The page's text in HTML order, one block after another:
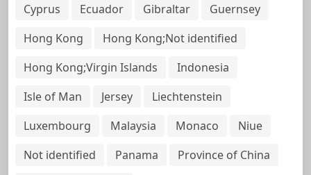
Cyprus
Ecuador Gibraltar
Guernsey
Hong Kong
Hong Kong;Not identified
Hong Kong;Virgin Islands
Indonesia
Isle of Man
Jersey
Liechtenstein
Luxembourg
Malaysia Monaco
Niue
Not identified
Panama
Province of China